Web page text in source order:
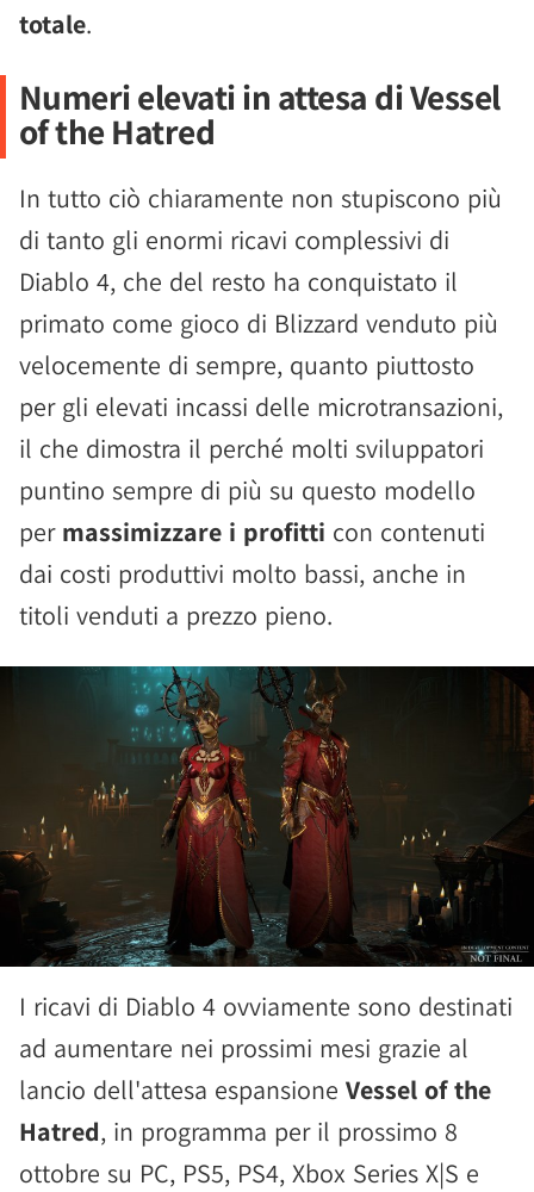
totale.
Numeri elevati in attesa di Vessel
of the Hatred
In tutto ciò chiaramente non stupiscono più
di tanto gli enormi ricavi complessivi di
Diablo 4, che del resto ha conquistato il
primato come gioco di Blizzard venduto più
velocemente di sempre, quanto piuttosto
per gli elevati incassi delle microtransazioni,
il che dimostra il perché molti sviluppatori
puntino sempre di più su questo modello
per massimizzare i profitti con contenuti
dai costi produttivi molto bassi, anche in
titoli venduti a prezzo pieno.
I ricavi di Diablo 4 ovviamente sono destinati
ad aumentare nei prossimi mesi grazie al
lancio dell'attesa espansione Vessel of the
Hatred, in programma per il prossimo 8
ottobre su PC, PS5, PS4, Xbox Series X|S e